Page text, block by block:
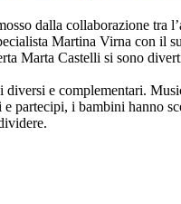
dalla collaborazione tra
Martina Virna con il
Marta Castelli si sono
e complementari.
partecipi, i bambini hanno